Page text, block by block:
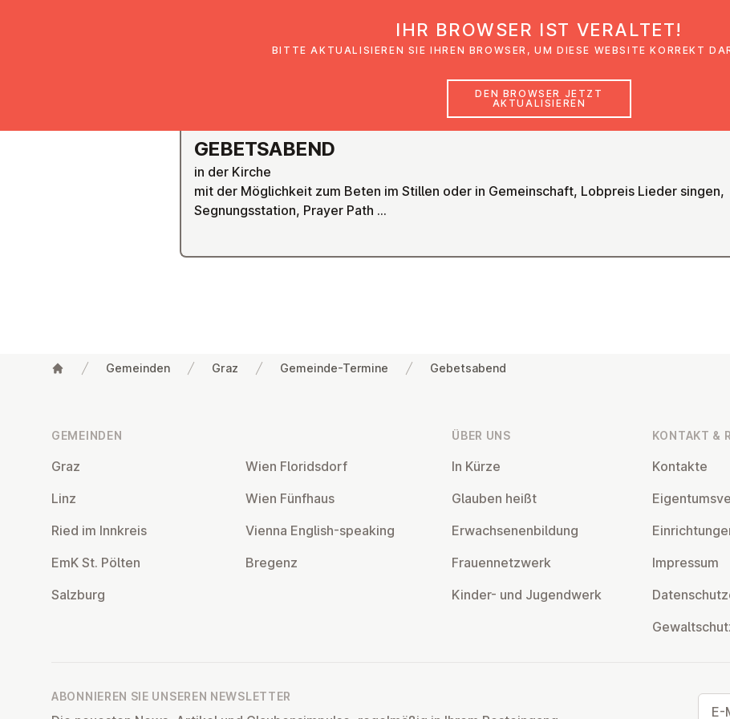
Glaubensimpulse News
GE­BETS­ABEND
in der Kirche
mit der Möglichkeit zum Beten im Stillen oder in Gemeinschaft, Lobpreis Lieder singen,
Segnungsstation, Prayer Path ...
Gemeinden Graz Gemeinde-Termine Gebetsabend
GEMEINDEN
Graz
Linz
Ried im Innkreis
EmK St. Pölten
Salzburg
Wien Flo­rids­dorf
Wien Fünfhaus
Vienna English-speaking
Bregenz
ÜBER UNS
In Kürze
Glauben heißt
Er­wach­se­nen­bil­dung
Frau­en­netz­werk
Kinder- und Ju­gend­werk
KONTAKT &
Kontakte
Impressum
ABONNIEREN SIE UNSEREN NEWSLETTER
IHR BROWSER IST VERALTET!
BITTE AKTUALISIEREN SIE IHREN BROWSER, UM DIESE WEBSITE KORREKT
DEN BROWSER JETZT
AKTUALISIEREN